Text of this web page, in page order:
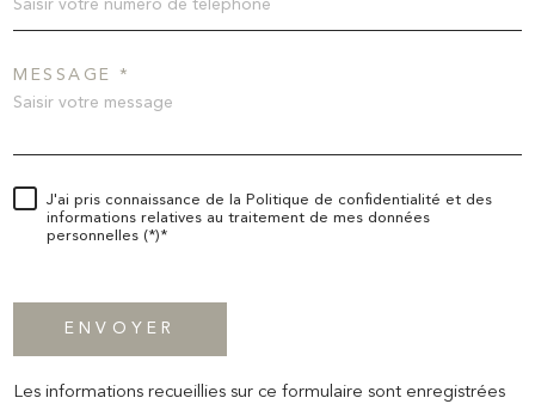
MESSAGE *
J'ai pris connaissance de la Politique de confidentialité et des
informations relatives au traitement de mes données
personnelles (*)*
ENVOYER
Les informations recueillies sur ce formulaire sont enregistrées